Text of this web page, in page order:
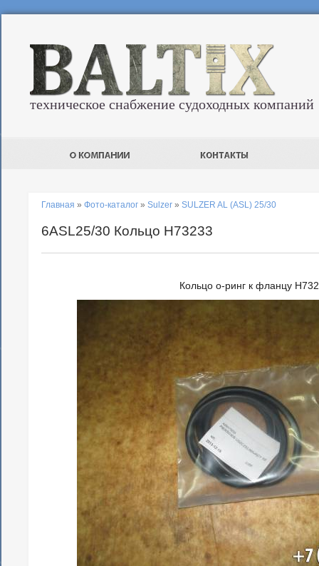
техническое снабжение судоходных компаний
Главная » Фото-каталог » Sulzer » SULZER AL (ASL) 25/30
6ASL25/30 Кольцо H73233
Кольцо о-ринг к фланцу